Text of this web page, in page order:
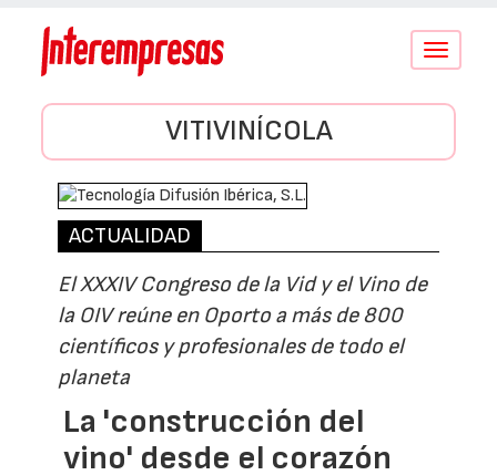
Conmutar
VITIVINÍCOLA
ACTUALIDAD
El XXXIV Congreso de la Vid y el Vino de
la OIV reúne en Oporto a más de 800
científicos y profesionales de todo el
planeta
La 'construcción del
vino' desde el corazón